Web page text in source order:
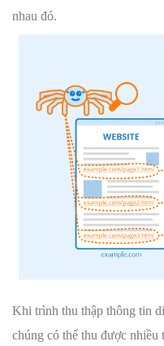
nhau đó.
Khi trình thu thập thông tin
chúng có thể thu được nhiều